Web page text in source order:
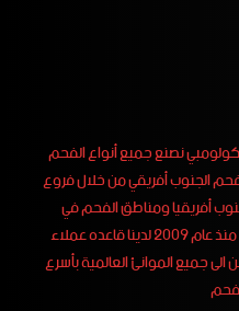
نصنع جميع أنواع الفحم
الجنوب أفريقي من خلال فروع
أفريقيا ومناطق الفحم في
كولومبيا نعمل في مجال تصنيع الفحم منذ عام 2009 لدينا قاعده عملاء
جميع الموانئ العالمية بأسرع